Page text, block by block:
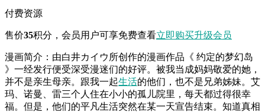
付费资源
售价35积分 ，会员用户可享免费查看立即购买升级会员
漫画简介：由白井カイウ所创作的漫画作品《 约定的梦幻岛
》一经发行便受深受漫迷们的好评。被我当成妈妈敬爱的她，
并不是亲生母亲。跟我一起生活的他们，也不是兄弟姊妹。艾
玛、诺曼、雷三个人住在小小的孤儿院里，每天都过得很幸
福。但是，他们的平凡生活突然在某一天宣告结束。知道真相